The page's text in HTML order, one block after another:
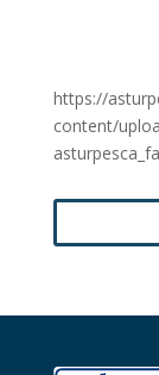
https://
content/